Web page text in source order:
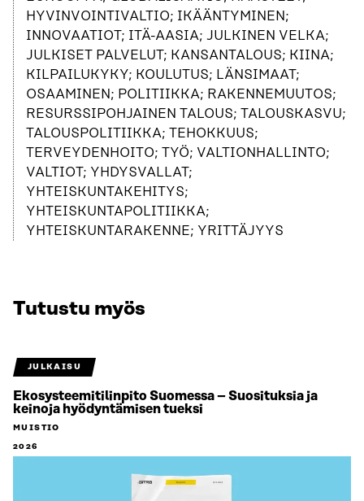
HYVINVOINTIVALTIO; IKÄÄNTYMINEN;
INNOVAATIOT; ITÄ-AASIA; JULKINEN VELKA;
JULKISET PALVELUT; KANSANTALOUS; KIINA;
KILPAILUKYKY; KOULUTUS; LÄNSIMAAT;
OSAAMINEN; POLITIIKKA; RAKENNEMUUTOS;
RESURSSIPOHJAINEN TALOUS; TALOUSKASVU;
TALOUSPOLITIIKKA; TEHOKKUUS;
TERVEYDENHOITO; TYÖ; VALTIONHALLINTO;
VALTIOT; YHDYSVALLAT;
YHTEISKUNTAKEHITYS;
YHTEISKUNTAPOLITIIKKA;
YHTEISKUNTARAKENNE; YRITTÄJYYS
Tutustu myös
JULKAISU
Ekosysteemitilinpito Suomessa – Suosituksia ja
keinoja hyödyntämisen tueksi
MUISTIO
2026